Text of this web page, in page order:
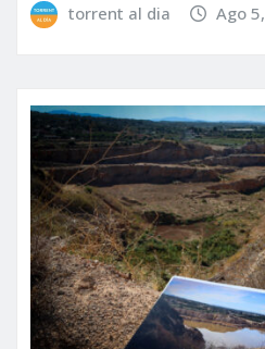
torrent al dia Ago